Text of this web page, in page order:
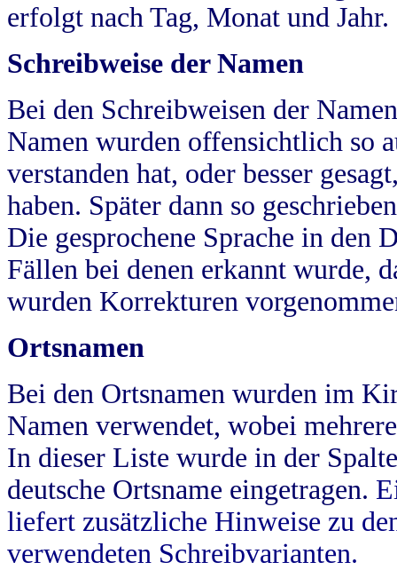
erfolgt nach Tag, Monat und Jahr.
Schreibweise der Namen
Bei den Schreibweisen der
Namen wurden offensichtlich so
verstanden hat, oder besser
haben. Später dann so
Die gesprochene Sprache in
Fällen bei denen erkannt wurde,
wurden Korrekturen
Ortsnamen
Bei den Ortsnamen wurden im
Namen verwendet, wobei
In dieser Liste wurde in der
deutsche Ortsname eingetragen.
liefert zusätzliche Hinweise zu
verwendeten Schreibvarianten.